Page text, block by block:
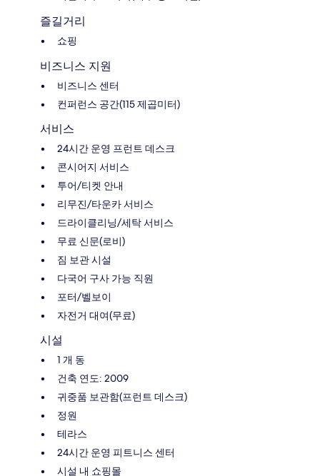
즐길거리
쇼핑
비즈니스 지원
비즈니스 센터
컨퍼런스 공간(115 제곱미터)
서비스
24시간 운영 프런트 데스크
콘시어지 서비스
투어/티켓 안내
리무진/타운카 서비스
드라이클리닝/세탁 서비스
무료 신문(로비)
짐 보관 시설
다국어 구사 가능 직원
포터/벨보이
자전거 대여(무료)
시설
1 개 동
건축 연도: 2009
귀중품 보관함(프런트 데스크)
정원
테라스
24시간 운영 피트니스 센터
시설 내 쇼핑몰